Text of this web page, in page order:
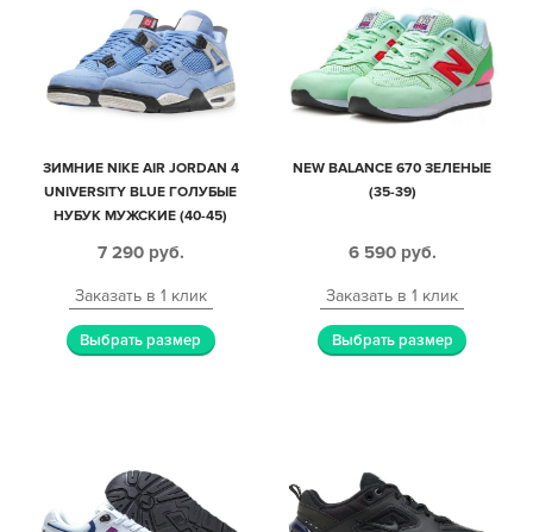
ЗИМНИЕ NIKE AIR JORDAN 4
UNIVERSITY BLUE ГОЛУБЫЕ
НУБУК МУЖСКИЕ (40-45)
7 290 руб.
Заказать в 1 клик
Выбрать размер
NEW BALANCE 670 ЗЕЛЕНЫЕ
(35-39)
6 590 руб.
Заказать в 1 клик
Выбрать размер